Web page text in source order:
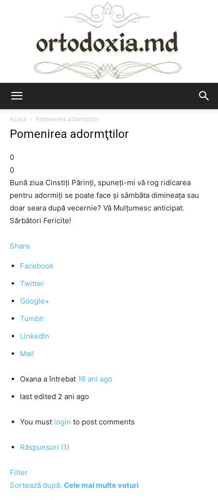
Acasă
Pomenirea adormţtilor
Pomenirea adormţtilor
0
0
Bună ziua Cinstiţi Părinţi, spuneţi-mi vă rog ridicarea
pentru adormiţi se poate face şi sâmbăta dimineaţa sau
doar seara după vecernie? Vă Mulţumesc anticipat.
Sărbători Fericite!
Share
Facebook
Twitter
Google+
Tumblr
LinkedIn
Mail
Oxana a întrebat 16 ani ago
last edited 2 ani ago
You must login to post comments
Răspunsuri (1)
Filter
Sortează după: Cele mai multe voturi